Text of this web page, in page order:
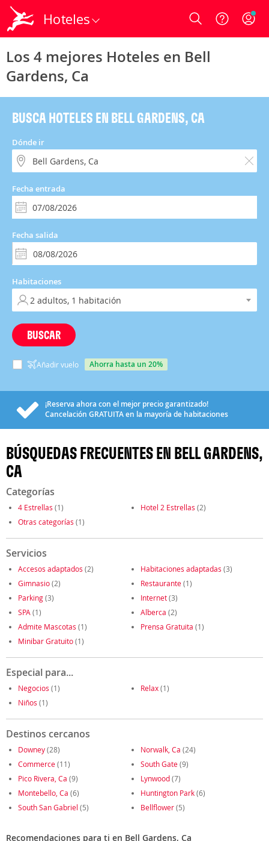
Hoteles Login
Los 4 mejores Hoteles en Bell
Gardens, Ca
BUSCA HOTELES EN BELL GARDENS, CA
Dónde ir
Fecha entrada
Fecha salida
Habitaciones
BUSCAR
Añadir vuelo ahorra hasta un 20%
¡Reserva ahora con el mejor precio garantizado!
Cancelación GRATUITAen la mayoría de habitaciones
BÚSQUEDAS FRECUENTES EN BELL GARDENS,
CA
Categorías
4 Estrellas (1) Hotel 2 Estrellas (2)
Otras categorías (1)
Servicios
Accesos adaptados (2) Habitaciones adaptadas (3)
Gimnasio(2) Restaurante(1)
Parking(3) Internet(3)
SPA (1) Alberca (2)
Admite Mascotas (1) Prensa Gratuita (1)
Minibar Gratuito(1)
Especial para...
Negocios (1) Relax(1)
Niños (1)
Destinos cercanos
Downey(28) Norwalk, Ca (24)
Commerce(11) South Gate(9)
Pico Rivera, Ca (9) Lynwood(7)
Montebello, Ca (6) Huntington Park(6)
South San Gabriel (5) Bellflower(5)
Recomendaciones para ti en Bell Gardens, Ca